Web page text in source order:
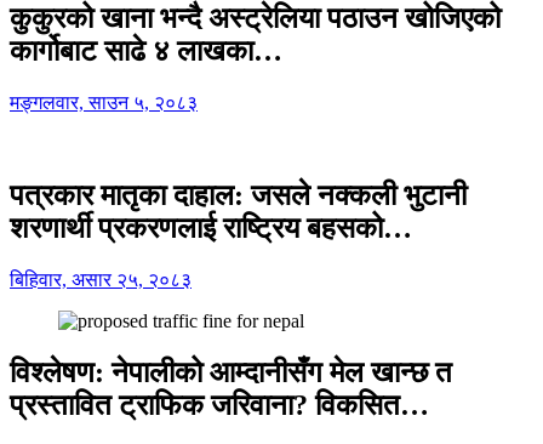
कुकुरको खाना भन्दै अस्ट्रेलिया पठाउन खोजिएको
कार्गोबाट साढे ४ लाखका…
मङ्गलवार, साउन ५, २०८३
पत्रकार मातृका दाहाल: जसले नक्कली भुटानी
शरणार्थी प्रकरणलाई राष्ट्रिय बहसको…
बिहिवार, असार २५, २०८३
विश्लेषण: नेपालीको आम्दानीसँग मेल खान्छ त
प्रस्तावित ट्राफिक जरिवाना? विकसित…